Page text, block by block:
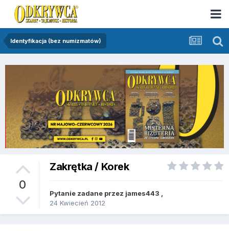
Identyfikacja (bez numizmatów)
0
Zakrętka / Korek
Pytanie zadane przez james443
24 Kwiecień 2012